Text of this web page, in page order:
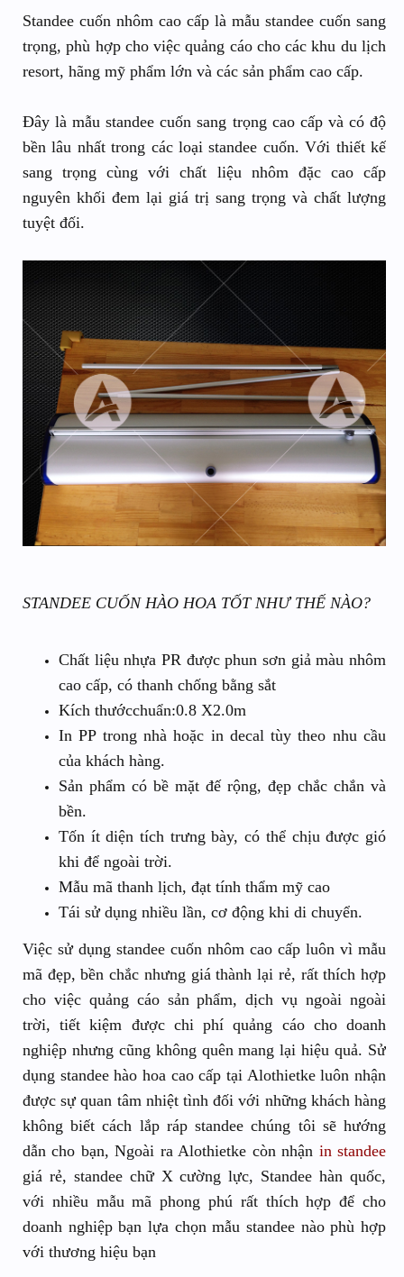
Standee cuốn nhôm cao cấp là mẫu standee cuốn sang
trọng, phù hợp cho việc quảng cáo cho các khu du lịch
resort, hãng mỹ phẩm lớn và các sản phẩm cao cấp.
Đây là mẫu standee cuốn sang trọng cao cấp và có độ
bền lâu nhất trong các loại standee cuốn. Với thiết kế
sang trọng cùng với chất liệu nhôm đặc cao cấp
nguyên khối đem lại giá trị sang trọng và chất lượng
tuyệt đối.
STANDEE CUỐN HÀO HOA TỐT NHƯ THẾ NÀO?
Chất liệu nhựa PR được phun sơn giả màu nhôm
cao cấp, có thanh chống bằng sắt
Kích thướcchuẩn:0.8 X2.0m
In PP trong nhà hoặc in decal tùy theo nhu cầu
của khách hàng.
Sản phẩm có bề mặt đế rộng, đẹp chắc chắn và
bền.
Tốn ít diện tích trưng bày, có thể chịu được gió
khi để ngoài trời.
Mẫu mã thanh lịch, đạt tính thẩm mỹ cao
Tái sử dụng nhiều lần, cơ động khi di chuyển.
Việc sử dụng standee cuốn nhôm cao cấp luôn vì mẫu
mã đẹp, bền chắc nhưng giá thành lại rẻ, rất thích hợp
cho việc quảng cáo sản phẩm, dịch vụ ngoài ngoài
trời, tiết kiệm được chi phí quảng cáo cho doanh
nghiệp nhưng cũng không quên mang lại hiệu quả. Sử
dụng standee hào hoa cao cấp tại Alothietke luôn nhận
được sự quan tâm nhiệt tình đối với những khách hàng
không biết cách lắp ráp standee chúng tôi sẽ hướng
dẫn cho bạn, Ngoài ra Alothietke còn nhận in standee
giá rẻ, standee chữ X cường lực, Standee hàn quốc,
với nhiều mẫu mã phong phú rất thích hợp để cho
doanh nghiệp bạn lựa chọn mẫu standee nào phù hợp
với thương hiệu bạn